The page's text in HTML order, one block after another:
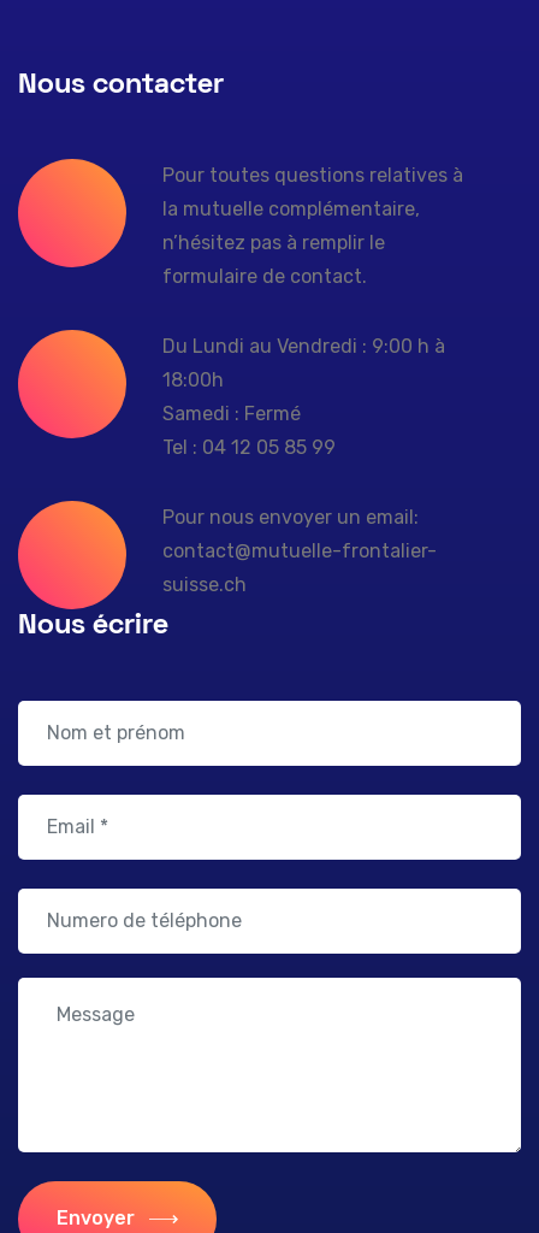
Nous contacter
Pour toutes questions relatives à
la mutuelle complémentaire,
n’hésitez pas à remplir le
formulaire de contact.
Du Lundi au Vendredi : 9:00 h à
18:00h
Samedi : Fermé
Tel : 04 12 05 85 99
Pour nous envoyer un email:
contact@mutuelle-frontalier-
suisse.ch
Nous écrire
Envoyer